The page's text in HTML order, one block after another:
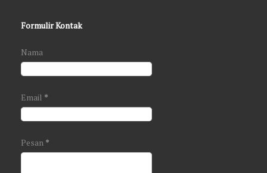
Formulir Kontak
Nama
Email *
Pesan *